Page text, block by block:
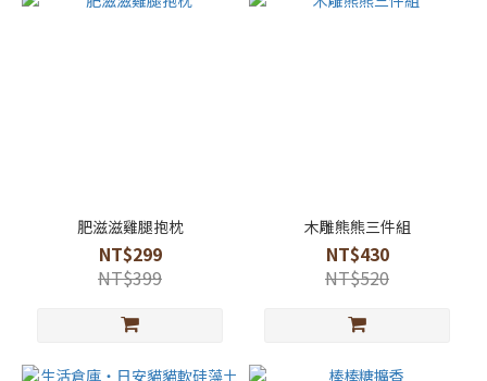
肥滋滋雞腿抱枕
NT$299
NT$399
木雕熊熊三件組
NT$430
NT$520